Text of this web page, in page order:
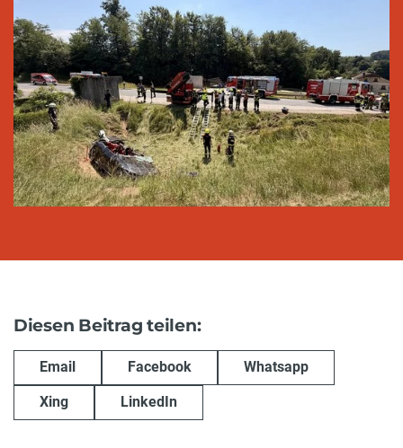
Diesen Beitrag teilen:
Email Facebook Whatsapp
Xing LinkedIn